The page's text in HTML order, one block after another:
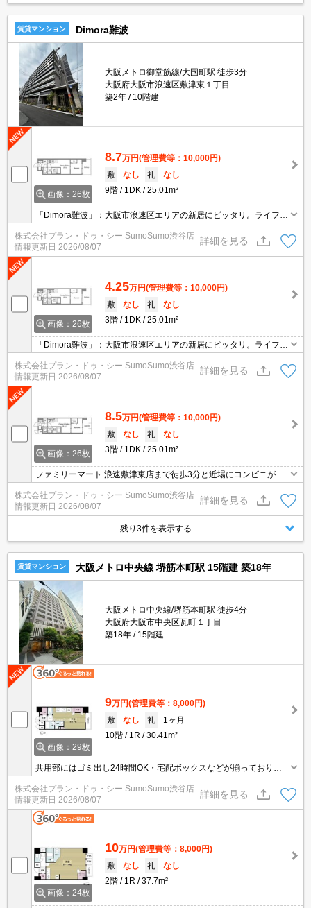
賃貸マンション Dimora難波
大阪メトロ御堂筋線/大国町駅 徒歩3分
大阪府大阪市浪速区敷津東１丁目
築2年
10階建
画像：26枚
8.7万円(管理費等：10,000円)
敷
なし 礼
なし
9階
1DK 25.01m²
「Dimora難波」：大阪市浪速区エリアの新居にピッタリ。ライフ大
国町店まで徒歩5分です。収納はクロゼット・シューズボックスな
ど豊富なので、衣類や履き物の整理がしやすく便利です。10階建て
で、街並みに溶け込んだ落ち着いた建物。
株式会社プラン・ドゥ・シー SumoSumo渋谷店
情報更新日 2026/08/07
詳細を見る
画像：26枚
4.25万円(管理費等：10,000円)
敷
なし 礼
なし
3階
1DK 25.01m²
「Dimora難波」：大阪市浪速区エリアの新居にピッタリ。ライフ大
国町店まで徒歩5分です。収納はクロゼット・シューズボックスな
ど豊富なので、衣類や履き物の整理がしやすく便利です。10階建て
で、街並みに溶け込んだ落ち着いた建物。
株式会社プラン・ドゥ・シー SumoSumo渋谷店
情報更新日 2026/08/07
詳細を見る
画像：26枚
8.5万円(管理費等：10,000円)
敷
なし 礼
なし
3階
1DK 25.01m²
ファミリーマート 浪速敷津東店まで徒歩3分と近場にコンビニがあ
るのもポイント。収納はクロゼット・シューズボックスなど豊富な
ので、衣類や履き物の整理がしやすく便利です。セキュリティ面
は、TVインターホン・オートロックなど充実しているので、防犯対
策もばっちりです。
株式会社プラン・ドゥ・シー SumoSumo渋谷店
情報更新日 2026/08/07
詳細を見る
残り3件を表示する
賃貸マンション 大阪メトロ中央線 堺筋本町駅 15階建 築18年
大阪メトロ中央線/堺筋本町駅 徒歩4分
大阪府大阪市中央区瓦町１丁目
築18年
15階建
画像：29枚
9万円(管理費等：8,000円)
敷
なし 礼
1ヶ月
10階
1R 30.41m²
共用部にはゴミ出し24時間OK・宅配ボックスなどが揃っており、
とても充実しています。室内設備は洗面所独立・浴室乾燥機など大
変充実しております。セキュリティ面は、オートロック・TVインタ
ーホンなどを備え付けているので安心して暮らせます。角部屋は2
面に窓が配置されているため、複数の方角から日光を採り入れるこ
とができます。
株式会社プラン・ドゥ・シー SumoSumo渋谷店
情報更新日 2026/08/07
詳細を見る
画像：24枚
10万円(管理費等：8,000円)
敷
なし 礼
なし
2階
1R 37.7m²